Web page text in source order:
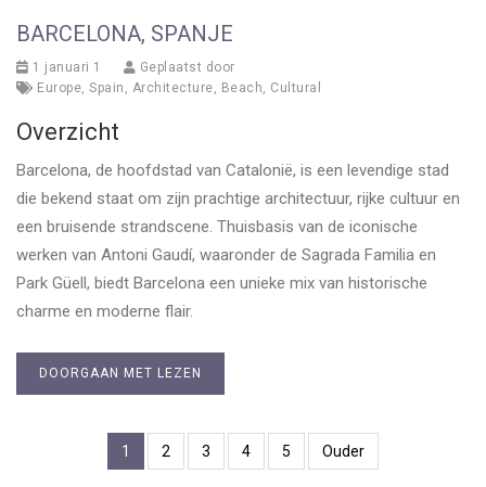
BARCELONA, SPANJE
1 januari 1
Geplaatst door
Europe Spain Architecture Beach Cultural
Overzicht
Barcelona, de hoofdstad van Catalonië, is een levendige stad
die bekend staat om zijn prachtige architectuur, rijke cultuur en
een bruisende strandscene. Thuisbasis van de iconische
werken van Antoni Gaudí, waaronder de Sagrada Familia en
Park Güell, biedt Barcelona een unieke mix van historische
charme en moderne flair.
DOORGAAN MET LEZEN
1 2 3 4 5 Ouder